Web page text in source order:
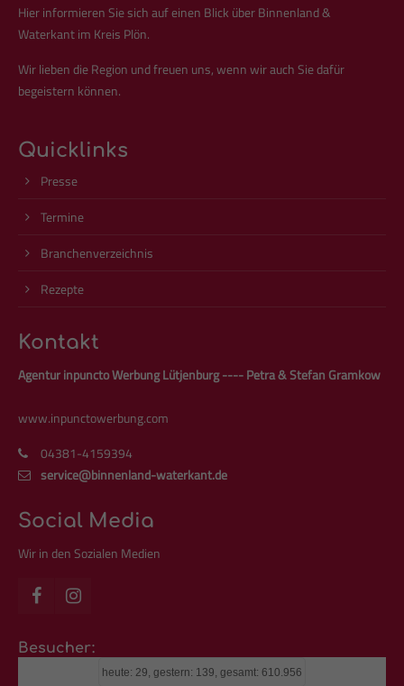
Aenean commodo ligula eget dolor. Aenean massa. Cum
sociis natoque penatibus et magnis dis parturient montes,
Hier informieren Sie sich auf einen Blick über Binnenland &
Waterkant im Kreis Plön.
Wir lieben die Region und freuen uns, wenn wir auch Sie dafür
begeistern können.
Quicklinks
Presse
Termine
Branchenverzeichnis
Rezepte
Kontakt
Agentur inpuncto Werbung Lütjenburg ---- Petra & Stefan Gramkow
www.inpunctowerbung.com
04381-4159394
service@binnenland-waterkant.de
Social Media
Wir in den Sozialen Medien
Besucher:
heute: 29, gestern: 139, gesamt: 610.956